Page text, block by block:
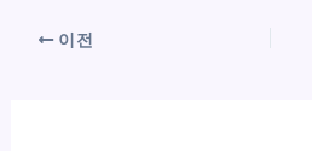
이전